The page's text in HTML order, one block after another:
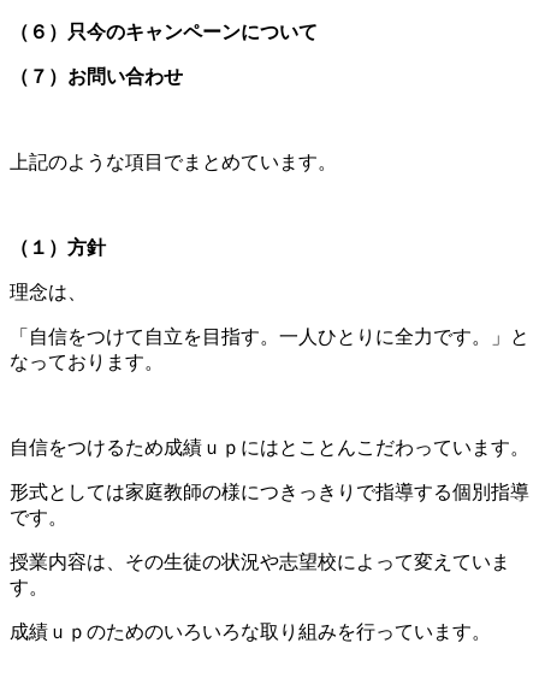
（６）只今のキャンペーンについて
（７）お問い合わせ
上記のような項目でまとめています。
（１）方針
理念は、
「自信をつけて自立を目指す。一人ひとりに全力です。」と
なっております。
自信をつけるため成績ｕｐにはとことんこだわっています。
形式としては家庭教師の様につきっきりで指導する個別指導
です。
授業内容は、その生徒の状況や志望校によって変えていま
す。
成績ｕｐのためのいろいろな取り組みを行っています。